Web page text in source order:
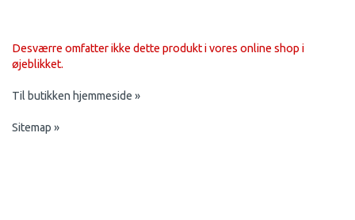
Desværre omfatter ikke dette produkt i vores online shop i
øjeblikket.
Til butikken hjemmeside »
Sitemap »